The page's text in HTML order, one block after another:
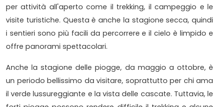
per attività all'aperto come il trekking, il campeggio e le
visite turistiche. Questa è anche la stagione secca, quindi
i sentieri sono più facili da percorrere e il cielo è limpido e
offre panorami spettacolari.
Anche la stagione delle piogge, da maggio a ottobre, è
un periodo bellissimo da visitare, soprattutto per chi ama
il verde lussureggiante e la vista delle cascate. Tuttavia, le